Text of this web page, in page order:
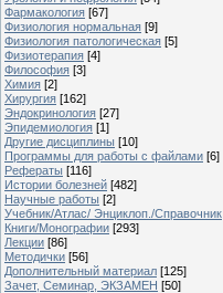
Фармакология [67]
Физиология нормальная [9]
Физиология патологическая [5]
Физиотерапия [4]
Философия [3]
Химия [2]
Хирургия [162]
Эндокринология [27]
Эпидемиология [1]
Другие дисциплины [10]
Программы для работы с файлами [6]
Рефераты [116]
Истории болезней [482]
Научные работы [2]
Учебник/Атлас/ Энциклоп./Справочник
Книги/Монографии [293]
Лекции [86]
Методички [56]
Дополнительный материал [125]
Зачет, Семинар, ЭКЗАМЕН [50]